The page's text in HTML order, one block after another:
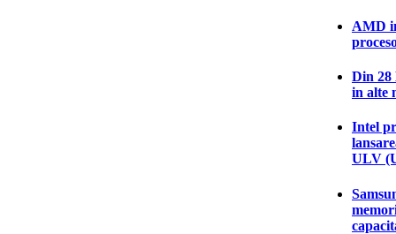
AMD
Din 28
in alte
Intel
ULV